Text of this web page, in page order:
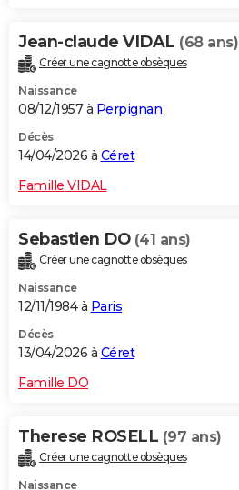
Jean-claude VIDAL (68 ans)
Créer une cagnotte obsèques
Naissance
08/12/1957 à Perpignan
Décès
14/04/2026 à Céret
Famille VIDAL
Sebastien DO (41 ans)
Créer une cagnotte obsèques
Naissance
12/11/1984 à Paris
Décès
13/04/2026 à Céret
Famille DO
Therese ROSELL (97 ans)
Créer une cagnotte obsèques
Naissance